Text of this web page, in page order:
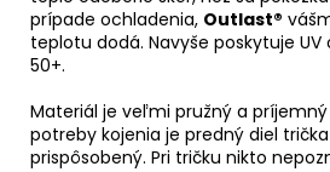
prípade ochladenia, Outlast®
teplotu dodá. Navyše poskytuje UV
50+.
Materiál je veľmi pružný a príjemný
potreby kojenia je predný diel
prispôsobený. Pri tričku nikto